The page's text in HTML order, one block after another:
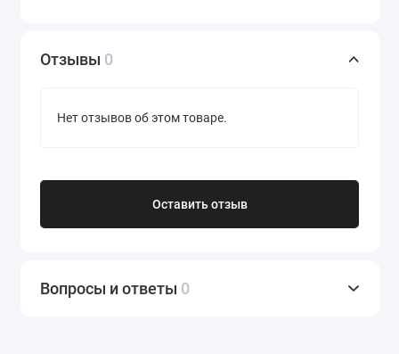
Отзывы 0
Нет отзывов об этом товаре.
Оставить отзыв
Вопросы и ответы 0